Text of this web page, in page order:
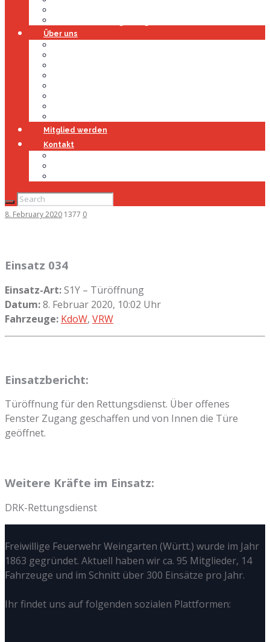
Über uns
Mitglied werden
Kontakt
8. February 2020 1377 0
Einsatz 034
Einsatz-Art:S1Y – Türöffnung
Datum:8. Februar 2020, 10:02 Uhr
Fahrzeuge: KdoW, VRW
Einsatzbericht:
Türöffnung für den Rettungsdienst. Über offenes
Fenster Zugang geschaffen und von Innen die Türe
geöffnet.
Weitere Kräfte im Einsatz:
DRK-Rettungsdienst
Freiwillige Feuerwehr Weingarten (Württ.) wurde im Jahr
1863 gegründet. Aktuell haben wir ca. 95 Mitglieder, 14
Fahrzeuge und im Schnitt über 300 Einsätze pro Jahr.
Ihr findet uns auf folgenden sozialen Plattformen: